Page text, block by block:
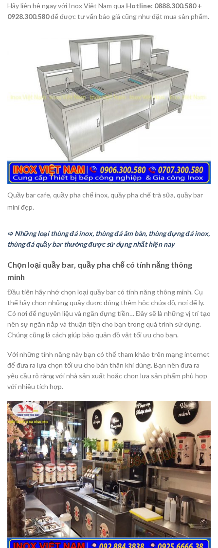
Hãy liên hệ ngay với Inox Việt Nam qua Hotline: 0888.300.580 +
0928.300.580để được tư vấn báo giá cũng như đặt mua sản phẩm.
Quầy bar cafe, quầy pha chế inox, quầy pha chế trà sữa, quầy bar
mini đẹp.
➩ Những loại thùng đá inox, thùng đá âm bàn, thùng đựng đá inox,
thùng đá quầy bar thường được sử dụng nhất hiện nay
Chọn loại quầy bar, quầy pha chế có tính năng thông
minh
Đầu tiên hãy nhớ chọn loại quầy bar có tính năng thông minh. Cụ
thể hãy chọn những quầy được đóng thêm hộc chứa đồ, nơi để ly.
Có nơi để nguyên liệu và ngăn đựng tiền… Đây sẽ là những vị trí tạo
nên sự ngăn nắp và thuận tiện cho bạn trong quá trình sử dụng.
Chúng cũng là cách giúp bảo quản đồ vật tối ưu cho bạn.
Với những tính năng này bạn có thể tham khảo trên mạng internet
để đưa ra lựa chọn tối ưu cho bản thân khi dùng. Bạn nên đưa ra
yêu cầu rõ ràng với nhà sản xuất hoặc chọn lựa sản phẩm phù hợp
với nhiều tích hợp.